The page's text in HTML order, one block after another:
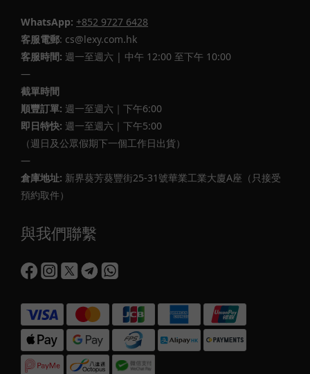
WhatsApp: +852 9727 6428
客服電郵: cs@lexy.com.hk
客服時間: 週一至週六 | 中午 12:00 至下午 10:00
—
截單時間
順豐訂單: 週一至週六｜下午6:00
即日特快: 週一至週六｜下午5:00
（週日及公眾假期下一個工作日出貨）
—
倉庫地址: 新界葵芳葵豐街25-31號華業工業大廈A座（只接受
預約取件）
與我們聯繫